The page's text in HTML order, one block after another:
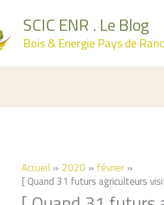
SCIC ENR . Le Blog
Bois & Energie Pays de
Accueil 2020
février
[ Quand 31 futurs agriculteurs